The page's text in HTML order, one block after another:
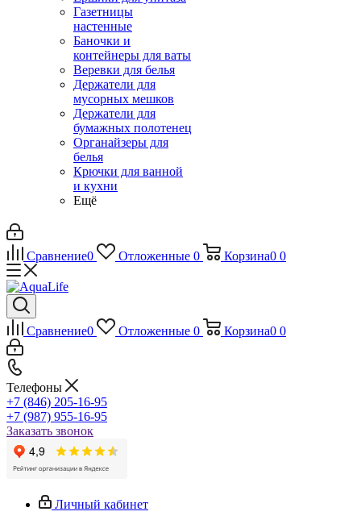
Газетницы
настенные
Баночки и
контейнеры для ваты
Веревки для белья
Держатели для
мусорных мешков
Держатели для
бумажных полотенец
Органайзеры для
белья
Крючки для ванной
и кухни
Ещё
Сравнение0 Отложенные 0 Корзина0 0
Сравнение0 Отложенные 0 Корзина0 0
Телефоны
+7 (846) 205-16-95
+7 (987) 955-16-95
Заказать звонок
Личный кабинет